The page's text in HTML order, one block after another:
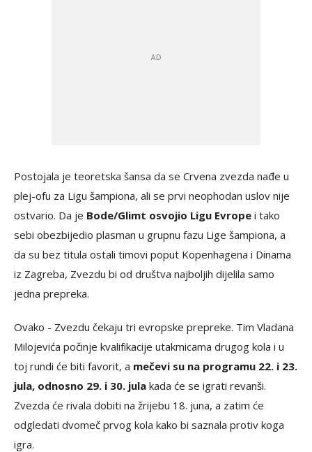
Postojala je teoretska šansa da se Crvena zvezda nađe u
plej-ofu za Ligu šampiona, ali se prvi neophodan uslov nije
ostvario. Da je Bode/Glimt osvojio Ligu Evrope i tako
sebi obezbijedio plasman u grupnu fazu Lige šampiona, a
da su bez titula ostali timovi poput Kopenhagena i Dinama
iz Zagreba, Zvezdu bi od društva najboljih dijelila samo
jedna prepreka.
Ovako - Zvezdu čekaju tri evropske prepreke. Tim Vladana
Milojevića počinje kvalifikacije utakmicama drugog kola i u
toj rundi će biti favorit, a mečevi su na programu 22. i 23.
jula, odnosno 29. i 30. jula kada će se igrati revanši.
Zvezda će rivala dobiti na žrijebu 18. juna, a zatim će
odgledati dvomeč prvog kola kako bi saznala protiv koga
igra.